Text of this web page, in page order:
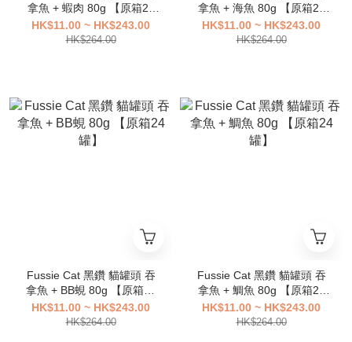
拿魚 + 蝦肉 80g 【原箱24
罐】
HK$11.00 ~ HK$243.00
HK$264.00
拿魚 + 海魚 80g 【原箱24
罐】
HK$11.00 ~ HK$243.00
HK$264.00
Fussie Cat 黑鑽 貓罐頭 吞
拿魚 + BB蜆 80g 【原箱24
罐】
HK$11.00 ~ HK$243.00
HK$264.00
Fussie Cat 黑鑽 貓罐頭 吞
拿魚 + 鯛魚 80g 【原箱24
罐】
HK$11.00 ~ HK$243.00
HK$264.00